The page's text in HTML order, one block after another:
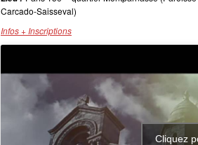
Carcado-Saisseval)
Infos + Inscriptions
Cliquez